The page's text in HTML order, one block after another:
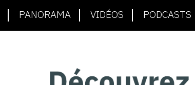
PANORAMA VIDÉOS PODCASTS